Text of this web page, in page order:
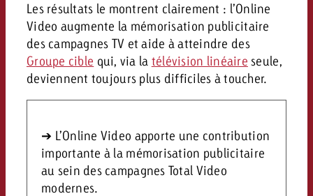
Les résultats le montrent clairement : l’Online
Video augmente la mémorisation publicitaire
des campagnes TV et aide à atteindre des
Groupe cible qui, via la télévision linéaire seule,
deviennent toujours plus difficiles à toucher.
➔ L’Online Video apporte une contribution
importante à la mémorisation publicitaire
au sein des campagnes Total Video
modernes.